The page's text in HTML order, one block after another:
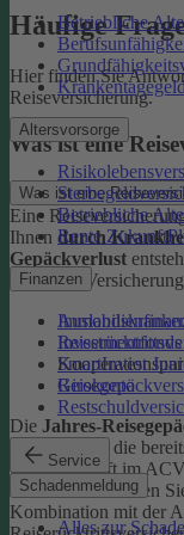
Betriebliche
Krankentagegeld
Altersvorsorge
Betriebliche
Rente
Finanzen
Investmentfonds
SmartInvest
Girokonto
Service
Schadenmeldung
Alles zur
Häufige
Hier finden Sie
Reiseversicherung.
Was ist eine
Was ist eine
Eine
Ihnen durch
Gepäckverlust
mehreren
Die Jahres-
und Kunden, die
Mitgliedschaft im
Neukund:in können
Kombination mit der